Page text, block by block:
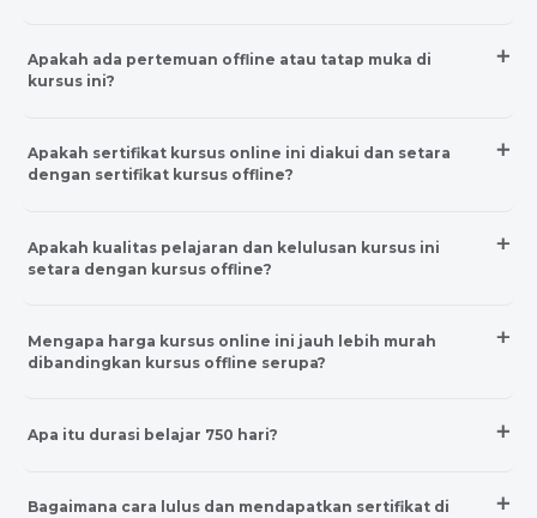
Apakah ada pertemuan offline atau tatap muka di
kursus ini?
Apakah sertifikat kursus online ini diakui dan setara
dengan sertifikat kursus offline?
Apakah kualitas pelajaran dan kelulusan kursus ini
setara dengan kursus offline?
Mengapa harga kursus online ini jauh lebih murah
dibandingkan kursus offline serupa?
Apa itu durasi belajar 750 hari?
Bagaimana cara lulus dan mendapatkan sertifikat di